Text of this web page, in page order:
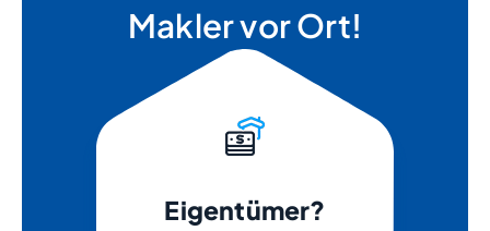
Makler vor Ort!
Eigentümer?